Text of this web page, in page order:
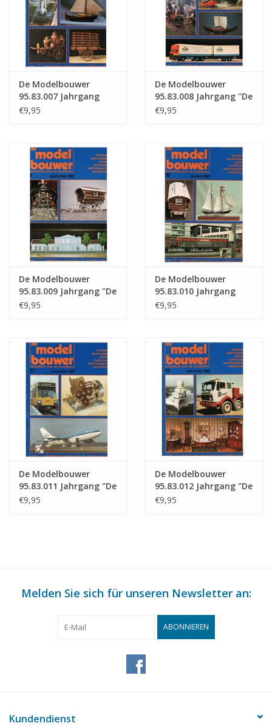
De Modelbouwer
95.83.007 Jahrgang
"Der Modellbauer"
€9,95
De Modelbouwer
95.83.008 Jahrgang "De
Modelbouwer"
€9,95
De Modelbouwer
95.83.009 Jahrgang "De
Modelbouwer"
€9,95
De Modelbouwer
95.83.010 Jahrgang
"Der Modellbauer"
€9,95
De Modelbouwer
95.83.011 Jahrgang "De
Modelbouwer"
€9,95
De Modelbouwer
95.83.012 Jahrgang "De
Modelbouwer"
€9,95
Melden Sie sich für unseren Newsletter an:
ABONNIEREN
Kundendienst